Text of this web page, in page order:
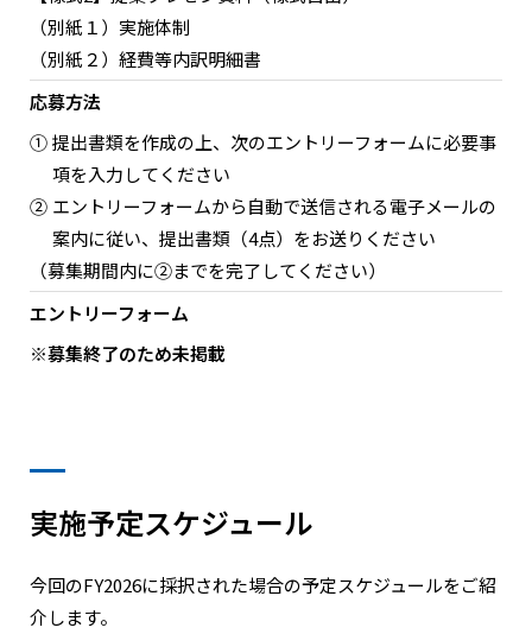
超効率主翼デバイスの研究
秋田大学
秋永剛
（別紙１）実施体制
（別紙２）経費等内訳明細書
応募方法
①提出書類を作成の上、次のエントリーフォームに必要事
項を入力してください
② エントリーフォームから自動で送信される電子メールの
案内に従い、提出書類（4点）をお送りください
（募集期間内に②までを完了してください）
エントリーフォーム
※募集終了のため未掲載
実施予定スケジュール
今回のFY2026に採択された場合の予定スケジュールをご紹
介します。